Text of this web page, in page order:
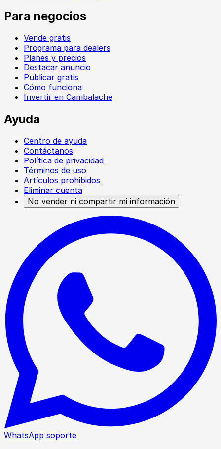
Para negocios
Vende gratis
Programa para dealers
Planes y precios
Destacar anuncio
Publicar gratis
Cómo funciona
Invertir en Cambalache
Ayuda
Centro de ayuda
Contáctanos
Política de privacidad
Términos de uso
Artículos prohibidos
Eliminar cuenta
No vender ni compartir mi información
WhatsApp soporte